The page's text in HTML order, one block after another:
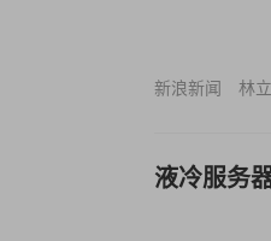
新浪新闻 林
液冷服务